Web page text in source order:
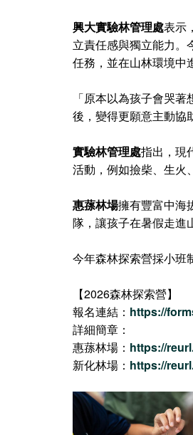
興大實驗林管理處表示
立責任感與獨立能力。
任務，並在山林環境中
「原本以為孩子會哭
後，變得更願意主動協
實驗林管理處指出，現
活動，例如撿柴、生火
惠蓀林場擁有豐富中海
隊，讓孩子在暑假走進
今年森林探索營採小班
【2026森林探索營】
報名連結： https://
詳細簡章：
惠蓀林場： https://
新化林場： https://